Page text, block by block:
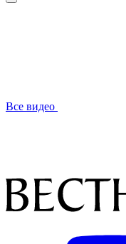
Все видео